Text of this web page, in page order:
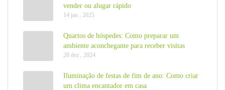
vender ou alugar rápido
14 jan , 2025
Quartos de hóspedes: Como preparar um
ambiente aconchegante para receber visitas
28 dez , 2024
Iluminação de festas de fim de ano: Como criar
um clima encantador em casa